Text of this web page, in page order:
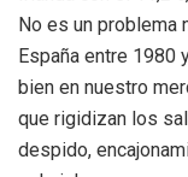
No es un problema
España entre 1980
bien en nuestro
que rigidizan los
despido,